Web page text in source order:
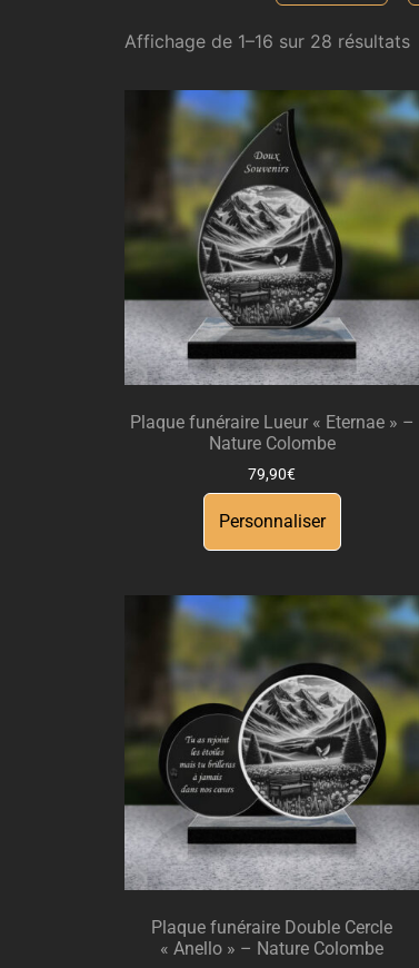
Affichage de 1–16 sur 28 résultats
Plaque funéraire Lueur « Eternae » –
Nature Colombe
79,90€
Personnaliser
Plaque funéraire Double Cercle
« Anello » – Nature Colombe